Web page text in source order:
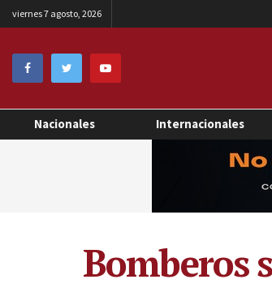
viernes 7 agosto, 2026
Nacionales Internacionales
Bomberos